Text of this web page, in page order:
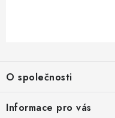
p
a
O společnosti
O nás
Informace pro vás